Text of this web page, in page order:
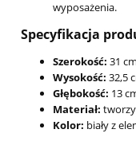
wyposażenia.
Specyfikacja
Szerokość: 31 cm
Wysokość: 32,5
Głębokość: 13
Materiał:
Kolor: biały z